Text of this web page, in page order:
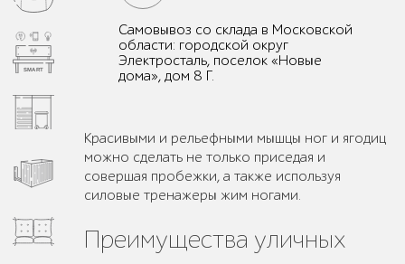
Самовывоз со склада в Московской
области: городской округ
Электросталь, поселок «Новые
дома», дом 8 Г.
Красивыми и рельефными мышцы ног и ягодиц
можно сделать не только приседая и
совершая пробежки, а также используя
силовые тренажеры жим ногами.
Преимущества уличных